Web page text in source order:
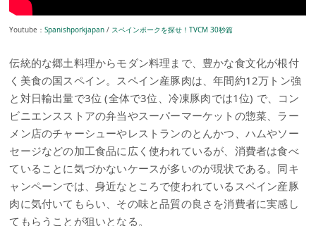
Youtube：Spanishporkjapan / スペインポークを探せ！TVCM 30秒篇
伝統的な郷土料理からモダン料理まで、豊かな食文化が根付
く美食の国スペイン。スペイン産豚肉は、年間約12万トン強
と対日輸出量で3位 (全体で3位、冷凍豚肉では1位) で、コン
ビニエンスストアの弁当やスーパーマーケットの惣菜、ラー
メン店のチャーシューやレストランのとんかつ、ハムやソー
セージなどの加工食品に広く使われているが、消費者は食べ
ていることに気づかないケースが多いのが現状である。同キ
ャンペーンでは、身近なところで使われているスペイン産豚
肉に気付いてもらい、その味と品質の良さを消費者に実感し
てもらうことが狙いとなる。